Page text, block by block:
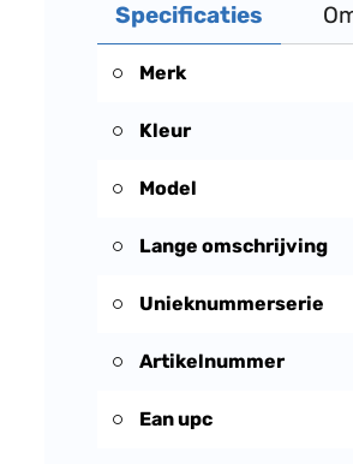
Specificaties
Merk
Kleur
Model
Lange omschrijving
Unieknummerserie
Artikelnummer
Ean upc